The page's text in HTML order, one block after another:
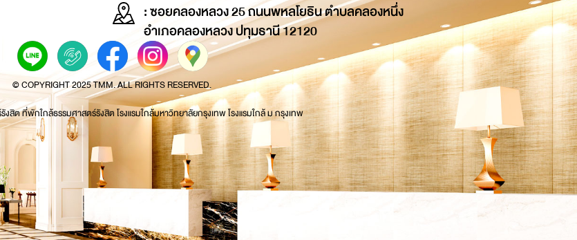
: ซอยคลองหลวง 25 ถนนพหลโยธิน ตำบลคลองหนึ่ง
อำเภอคลองหลวง ปทุมธานี 12120
© COPYRIGHT 2025 TMM. ALL RIGHTS RESERVED.
งสิต ที่พักใกล้ธรรมศาสตร์รังสิต โรงแรมใกล้มหาวิทยาลัยกรุงเทพ โรงแรมใกล้ ม กรุงเทพ